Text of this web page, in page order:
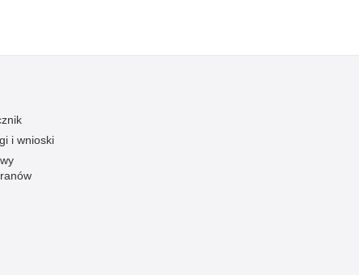
na tiry
handel farmaceutykami
kierujący
opiekunowie
i wnioski